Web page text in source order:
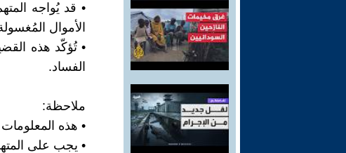
• قد يُواجه
الأموال
• تُؤكّد هذه
الفساد.
ملاحظة:
• هذه
• يجب على